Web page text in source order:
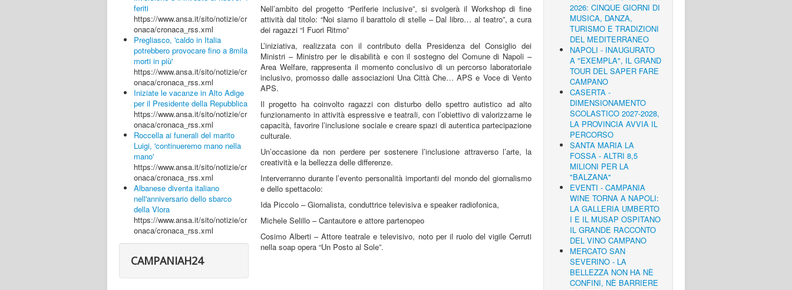
feriti
https://www.ansa.it/sito/notizie/cr
onaca/cronaca_rss.xml
Pregliasco, 'caldo in Italia
potrebbero provocare fino a 8mila
morti in più'
https://www.ansa.it/sito/notizie/cr
onaca/cronaca_rss.xml
Iniziate le vacanze in Alto Adige
per il Presidente della Repubblica
https://www.ansa.it/sito/notizie/cr
onaca/cronaca_rss.xml
Roccella ai funerali del marito
Luigi, 'continueremo mano nella
mano'
https://www.ansa.it/sito/notizie/cr
onaca/cronaca_rss.xml
Albanese diventa italiano
nell'anniversario dello sbarco
della Vlora
https://www.ansa.it/sito/notizie/cr
onaca/cronaca_rss.xml
CAMPANIAH24
Nell’ambito del progetto “Periferie inclusive”, si svolgerà il Workshop di fine
attività dal titolo: “Noi siamo il barattolo di stelle – Dal libro… al teatro”, a cura
dei ragazzi “I Fuori Ritmo”
L’iniziativa, realizzata con il contributo della Presidenza del Consiglio dei
Ministri – Ministro per le disabilità e con il sostegno del Comune di Napoli –
Area Welfare, rappresenta il momento conclusivo di un percorso laboratoriale
inclusivo, promosso dalle associazioni Una Città Che… APS e Voce di Vento
APS.
Il progetto ha coinvolto ragazzi con disturbo dello spettro autistico ad alto
funzionamento in attività espressive e teatrali, con l’obiettivo di valorizzarne le
capacità, favorire l’inclusione sociale e creare spazi di autentica partecipazione
culturale.
Un’occasione da non perdere per sostenere l’inclusione attraverso l’arte, la
creatività e la bellezza delle differenze.
Interverranno durante l’evento personalità importanti del mondo del giornalismo
e dello spettacolo:
Ida Piccolo – Giornalista, conduttrice televisiva e speaker radiofonica,
Michele Selillo – Cantautore e attore partenopeo
Cosimo Alberti – Attore teatrale e televisivo, noto per il ruolo del vigile Cerruti
nella soap opera “Un Posto al Sole”.
2026: CINQUE GIORNI DI
MUSICA, DANZA,
TURISMO E TRADIZIONI
DEL MEDITERRANEO
NAPOLI - INAUGURATO
A "EXEMPLA", IL GRAND
TOUR DEL SAPER FARE
CAMPANO
CASERTA -
DIMENSIONAMENTO
SCOLASTICO 2027-2028,
LA PROVINCIA AVVIA IL
PERCORSO
SANTA MARIA LA
FOSSA - ALTRI 8,5
MILIONI PER LA
"BALZANA"
EVENTI - CAMPANIA
WINE TORNA A NAPOLI:
LA GALLERIA UMBERTO
I E IL MUSAP OSPITANO
IL GRANDE RACCONTO
DEL VINO CAMPANO
MERCATO SAN
SEVERINO - LA
BELLEZZA NON HA NÈ
CONFINI, NÈ BARRIERE